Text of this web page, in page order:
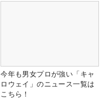
今年も男女プロが強い「キャ
ロウェイ」のニュース一覧は
こちら！